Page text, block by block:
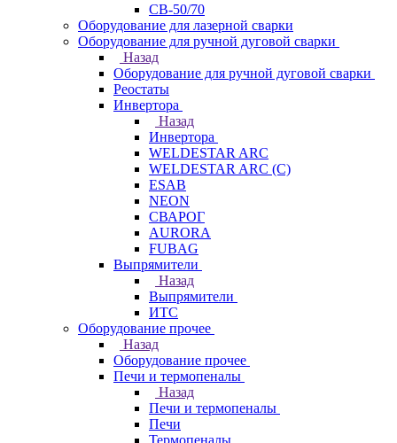
СВ-50/70
Оборудование для лазерной сварки
Оборудование для ручной дуговой сварки
Назад
Оборудование для ручной дуговой сварки
Реостаты
Инвертора
Назад
Инвертора
WELDESTAR ARC
WELDESTAR ARC (С)
ESAB
NEON
СВАРОГ
AURORA
FUBAG
Выпрямители
Назад
Выпрямители
ИТС
Оборудование прочее
Назад
Оборудование прочее
Печи и термопеналы
Назад
Печи и термопеналы
Печи
Термопеналы